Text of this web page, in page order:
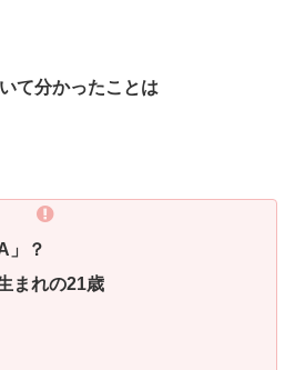
て分かったことは
」？
まれの21歳